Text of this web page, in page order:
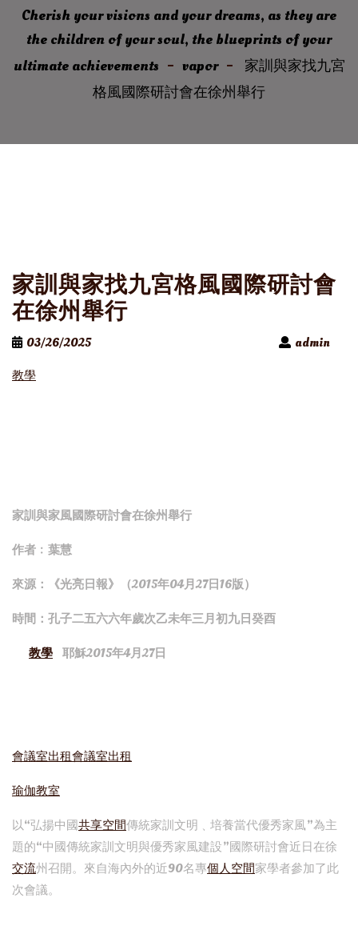
Cherish your visions and your dreams, as they are
the children of your soul, the blueprints of your
ultimate achievements
vapor
家訓與家找九宮
格風國際研討會在徐州舉行
家訓與家找九宮格風國際研討會
在徐州舉行
03/26/2025
admin
教學
家訓與家風國際研討會在徐州舉行
作者﹕葉慧
來源：《光亮日報》（2015年04月27日16版）
時間：孔子二五六六年歲次乙未年三月初九日癸酉
教學 耶穌2015年4月27日
會議室出租會議室出租
瑜伽教室
以“弘揚中國共享空間傳統家訓文明﹑培養當代優秀家風”為主
題的“中國傳統家訓文明與優秀家風建設”國際研討會近日在徐
交流州召開。來自海內外的近90名專個人空間家學者參加了此
次會議。